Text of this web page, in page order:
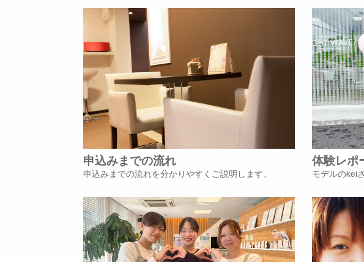
申込みまでの流れ
申込みまでの流れを分かりやすくご説明します。
体験レポ
モデルのkei